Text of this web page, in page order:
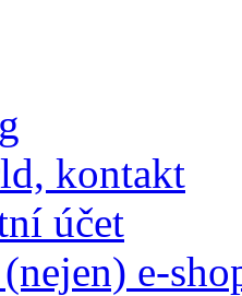
kontakt
účet
e-